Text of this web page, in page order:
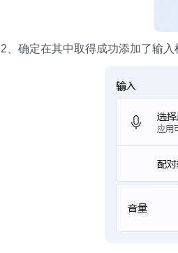
2、确定在其中取得成功添加了输入